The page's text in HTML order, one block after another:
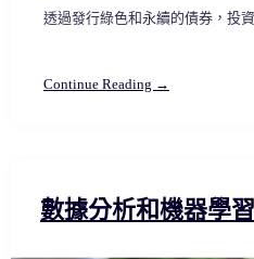
透過發行綠色和永續的債券，投
Continue Reading →
數據分析和機器學